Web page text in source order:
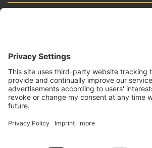
06581- 999 75 75
info@makler-immoexclusive.de
Besuchen Sie uns auch hier